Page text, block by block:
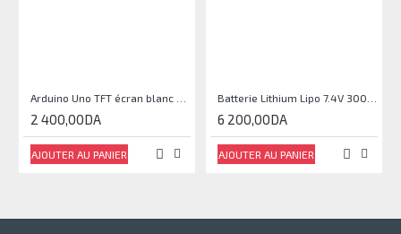
2 400,00DA
AJOUTER AU PANIER
6 200,00DA
AJOUTER AU PANIER